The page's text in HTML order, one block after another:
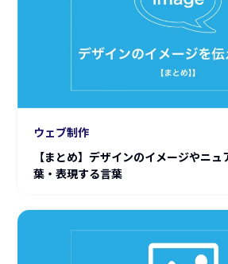
ウェブ制作
【まとめ】デザインのイメージやニ
葉・表現する言葉